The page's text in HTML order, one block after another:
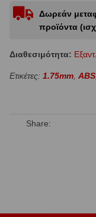
Δωρεάν
προϊόντα
Διαθεσιμότητα:
Ετικέτες:1.75mm,ABS,
Share: